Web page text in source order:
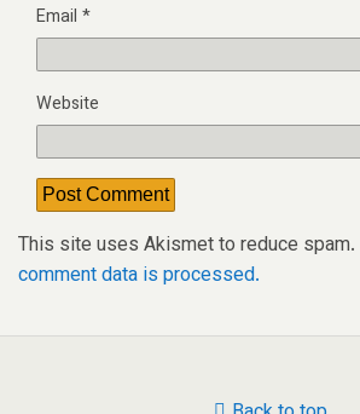
Email *
Website
This site uses Akismet to reduce spam.
comment data is processed.